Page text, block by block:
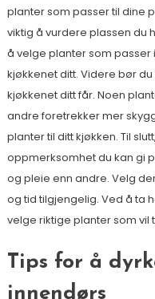
planter som passer til dine
viktig å vurdere plassen du
å velge planter som passer
kjøkkenet ditt. Videre bør
kjøkkenet ditt får. Noen
andre foretrekker mer
planter til ditt kjøkken. Til
oppmerksomhet du kan gi
og pleie enn andre. Velg
og tid tilgjengelig. Ved å ta
velge riktige planter som vil
Tips for å
innendørs